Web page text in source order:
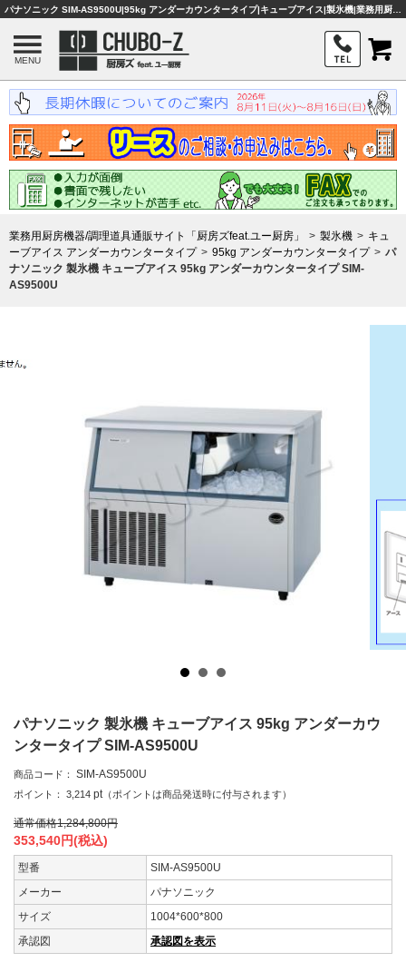
MENU
業務用厨房機器/調理道具通販サイト「厨房ズfeat.ユー厨房」 製氷機
キュ
ーブアイス アンダーカウンタータイプ
95kg アンダーカウンタータイプ
パ
ナソニック 製氷機 キューブアイス 95kg アンダーカウンタータイプ SIM-
AS9500U
パナソニック 製氷機 キューブアイス 95kg アンダーカウ
ンタータイプ SIM-AS9500U
商品コード： SIM-AS9500U
ポイント： 3,214 pt （ポイントは商品発送時に付与されます）
通常価格1,284,800円
353,540円(税込)
型番
SIM-AS9500U
メーカー
パナソニック
サイズ
1004*600*800
承認図
承認図を表示